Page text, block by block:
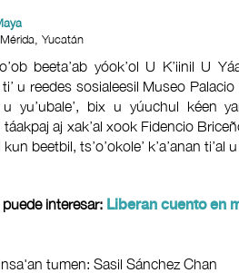
Yucatán
beeta’ab yóok’ol U K’iinil U
ti’ u reedes sosialeesil Museo
yu’ubale’, bix u yúuchul kéen
táakpaj aj xak’al xook Fidencio
beetbil, ts’o’okole’ k’a’anan ti’al
interesar: Liberan cuento en
tumen: Sasil Sánchez Chan